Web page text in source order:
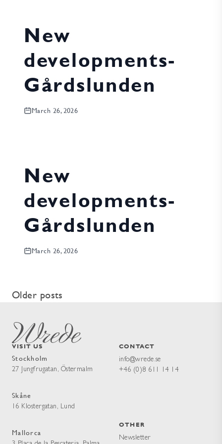
New
developments-
Gårdslunden
March 26, 2026
New
developments-
Gårdslunden
March 26, 2026
Post
navigation
Older posts
VISIT US
Stockholm
27 Jungfrugatan, Östermalm
Skåne
16 Klostergatan, Lund
Mallorca
CONTACT
info@wrede.se
+46 (0)8 611 14 14
OTHER
Newsletter